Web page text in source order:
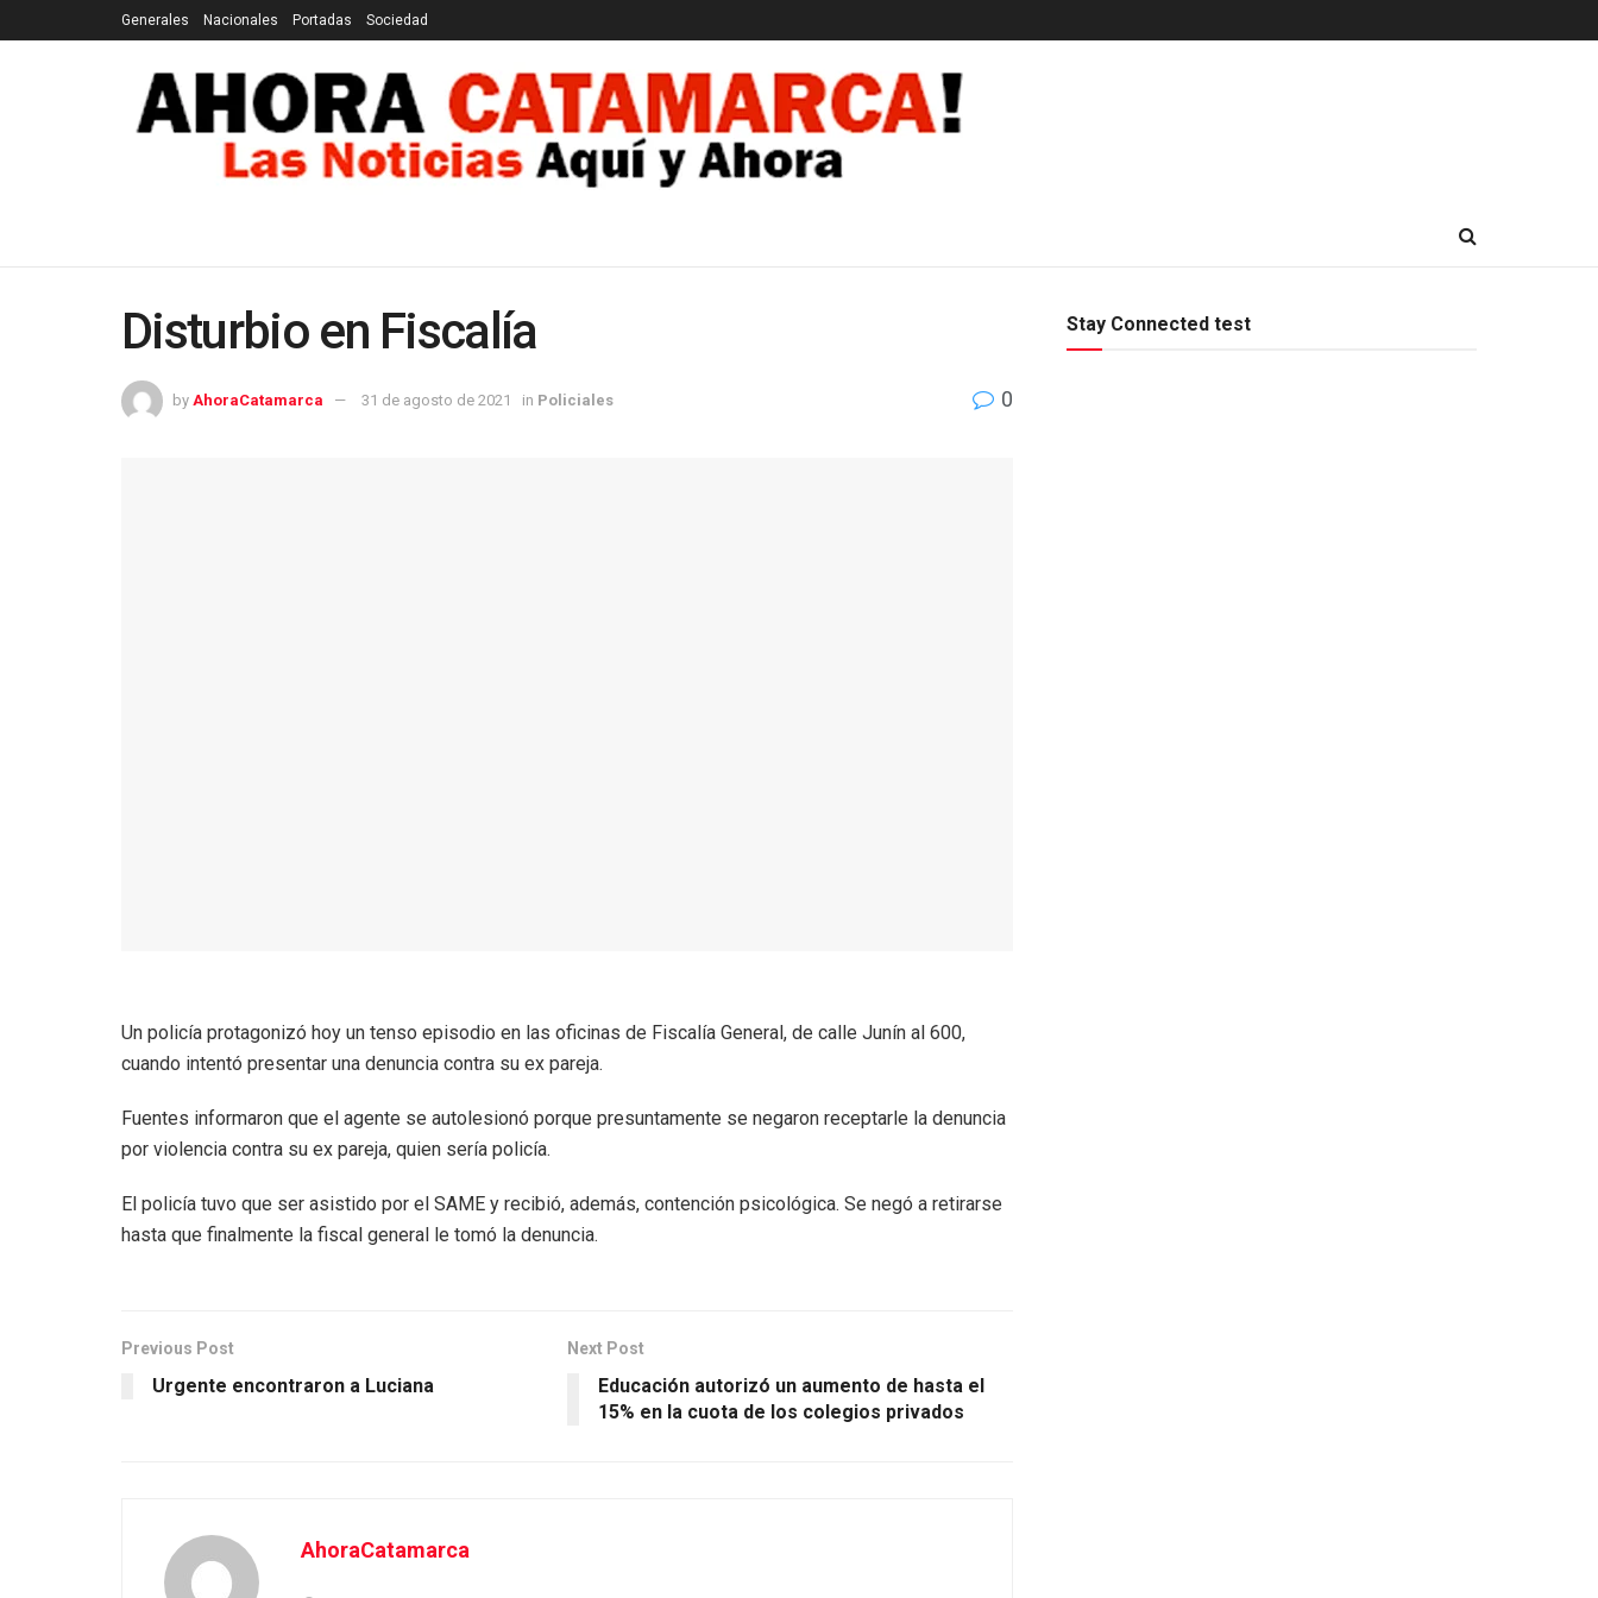
Generales Nacionales Portadas Sociedad
Disturbio en Fiscalía
by AhoraCatamarca 31 de agosto de 2021 in Policiales 0
Un policía protagonizó hoy un tenso episodio en las oficinas de Fiscalía General, de calle Junín al 600,
cuando intentó presentar una denuncia contra su ex pareja.
Fuentes informaron que el agente se autolesionó porque presuntamente se negaron receptarle la denuncia
por violencia contra su ex pareja, quien sería policía.
El policía tuvo que ser asistido por el SAME y recibió, además, contención psicológica. Se negó a retirarse
hasta que finalmente la fiscal general le tomó la denuncia.
Previous Post
Urgente encontraron a Luciana
Next Post
Educación autorizó un aumento de hasta el
15% en la cuota de los colegios privados
AhoraCatamarca
Stay Connected test